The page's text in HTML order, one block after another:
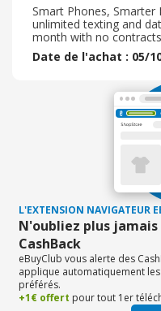
Smart Phones, Smarter
unlimited texting and
month with no
only version of
your existing device.
technology uses a
and calling. This
with affordable, name-
Phones, Smarter Plans
with no contracts. We
version of TextNow,
Smarter Plans Our
data, starting as low as
contracts. We even
TextNow, available for
device.
Date de l'achat : 05/
L'EXTENSION NAVIGATEUR
N'oubliez plus
CashBack
eBuyClub vous alerte des
applique automatiquement
préférés.
+1€ offert pour tout 1er